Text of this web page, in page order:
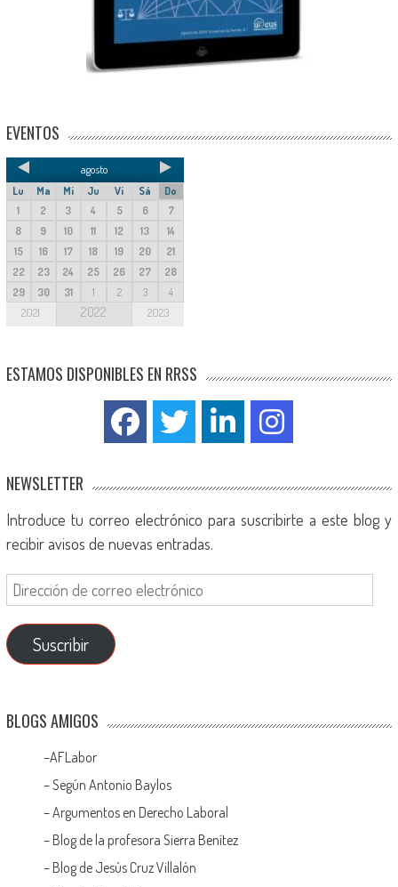
EVENTOS
agosto
Lu Ma Mi Ju Vi Sá
Do
1
2 3 4 5 6
7
8
9 10 11 12 13
14
15
16 17 18 19 20
21
22
23 24 25 26 27
28
29
30 31 1 2 3 4
2021 2022 2023
ESTAMOS DISPONIBLES EN RRSS
NEWSLETTER
Introduce tu correo electrónico para suscribirte a este blog y
recibir avisos de nuevas entradas.
Suscribir
BLOGS AMIGOS
–AFLabor
– Según Antonio Baylos
–Argumentos en Derecho Laboral
– Blog de la profesora Sierra Benítez
– Blog de Jesús Cruz Villalón